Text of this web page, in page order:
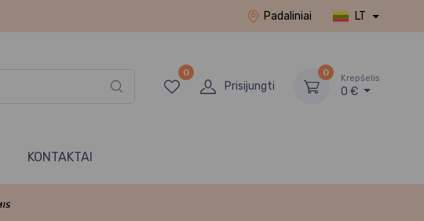
Padaliniai LT
0
Prisijungti
0
Krepšelis
0 €
KONTAKTAI